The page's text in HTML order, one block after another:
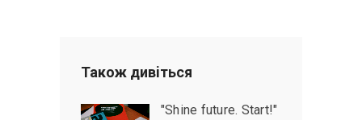
Також дивiться
"Shine future. Start!"